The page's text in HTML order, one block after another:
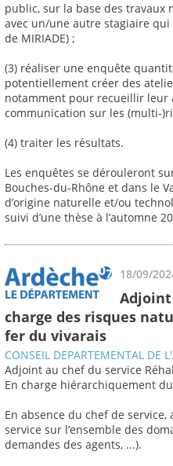
public, sur la base des travaux
avec un/une autre stagiaire
de MIRIADE) ;
(3) réaliser une enquête
potentiellement créer des
notamment pour recueillir leur
communication sur les (multi-
(4) traiter les résultats.
Les enquêtes se dérouleront
Bouches-du-Rhône et dans le
d’origine naturelle et/ou
suivi d’une thèse à l’automne
18/09/
Adjoint
charge des risques
fer du vivarais
CONSEIL DEPARTEMENTAL DE
Adjoint au chef du service
En charge hiérarchiquement
En absence du chef de
service sur l’ensemble des
demandes des agents, ...).